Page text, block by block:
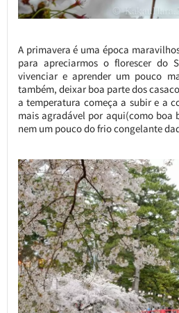
A primavera é uma época
para apreciarmos o florescer do
vivenciar e aprender um pouco
também, deixar boa parte dos
a temperatura começa a subir e a
mais agradável por aqui(como boa
nem um pouco do frio congelante